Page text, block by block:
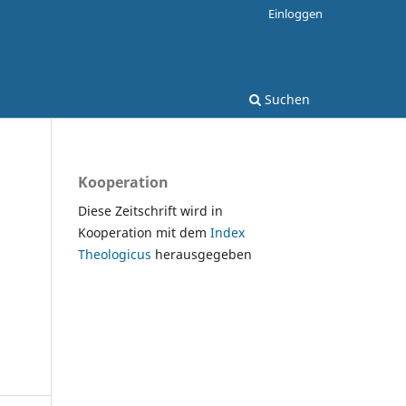
Suchen
Einloggen
Kooperation
Diese Zeitschrift wird in
Kooperation mit dem Index
Theologicus herausgegeben